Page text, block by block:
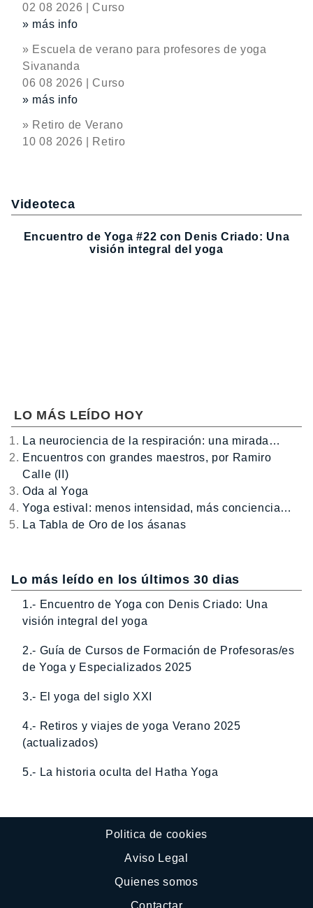
02 08 2026 | Curso
» más info
» Escuela de verano para profesores de yoga
Sivananda
06 08 2026 | Curso
» más info
» Retiro de Verano
10 08 2026 | Retiro
Videoteca
Encuentro de Yoga #22 con Denis Criado: Una
visión integral del yoga
LO MÁS LEÍDO HOY
La neurociencia de la respiración: una mirada…
Encuentros con grandes maestros, por Ramiro
Calle (II)
Oda al Yoga
Yoga estival: menos intensidad, más conciencia…
La Tabla de Oro de los ásanas
Lo más leído en los últimos 30 dias
1.- Encuentro de Yoga con Denis Criado: Una
visión integral del yoga
2.- Guía de Cursos de Formación de Profesoras/es
de Yoga y Especializados 2025
3.- El yoga del siglo XXI
4.- Retiros y viajes de yoga Verano 2025
(actualizados)
5.- La historia oculta del Hatha Yoga
Politica de cookies
Aviso Legal
Quienes somos
Contactar